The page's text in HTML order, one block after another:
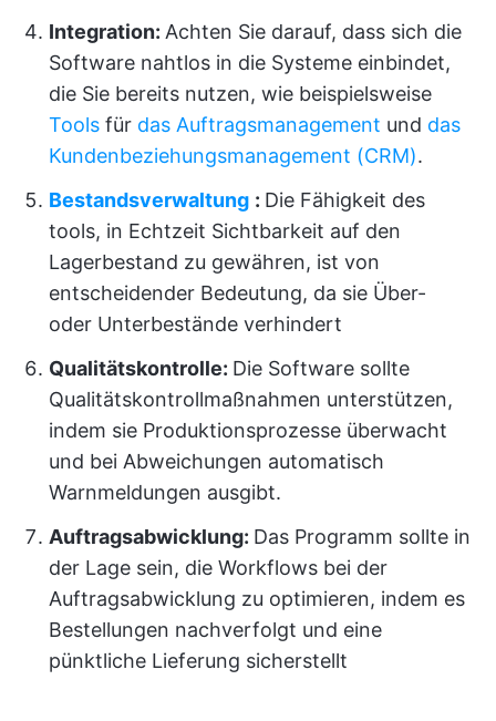
Integration: Achten Sie darauf, dass sich die
Software nahtlos in die Systeme einbindet,
die Sie bereits nutzen, wie beispielsweise
Tools für das Auftragsmanagement und das
Kundenbeziehungsmanagement (CRM).
Bestandsverwaltung : Die Fähigkeit des
tools, in Echtzeit Sichtbarkeit auf den
Lagerbestand zu gewähren, ist von
entscheidender Bedeutung, da sie Über-
oder Unterbestände verhindert
Qualitätskontrolle: Die Software sollte
Qualitätskontrollmaßnahmen unterstützen,
indem sie Produktionsprozesse überwacht
und bei Abweichungen automatisch
Warnmeldungen ausgibt.
Auftragsabwicklung: Das Programm sollte in
der Lage sein, die Workflows bei der
Auftragsabwicklung zu optimieren, indem es
Bestellungen nachverfolgt und eine
pünktliche Lieferung sicherstellt